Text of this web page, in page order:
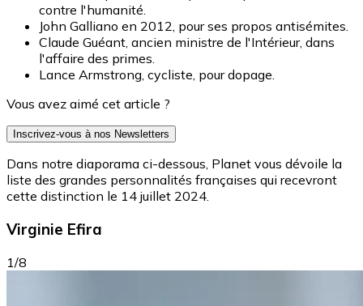
contre l'humanité.
John Galliano en 2012, pour ses propos antisémites.
Claude Guéant, ancien ministre de l'Intérieur, dans
l'affaire des primes.
Lance Armstrong, cycliste, pour dopage.
Vous avez aimé cet article ?
Inscrivez-vous à nos Newsletters
Dans notre diaporama ci-dessous, Planet vous dévoile la
liste des grandes personnalités françaises qui recevront
cette distinction le 14 juillet 2024.
Virginie Efira
1/8